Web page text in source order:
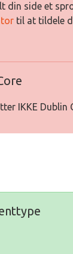
din side et
til at tildele
IKKE Dublin